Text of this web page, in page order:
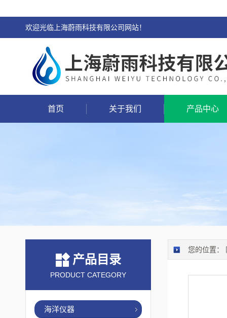
欢迎光临上海蔚雨科技有限公司网站！
首页 关于我们 产品中心
产品目录
PRODUCT CATEGORY
海洋仪器
您的位置：